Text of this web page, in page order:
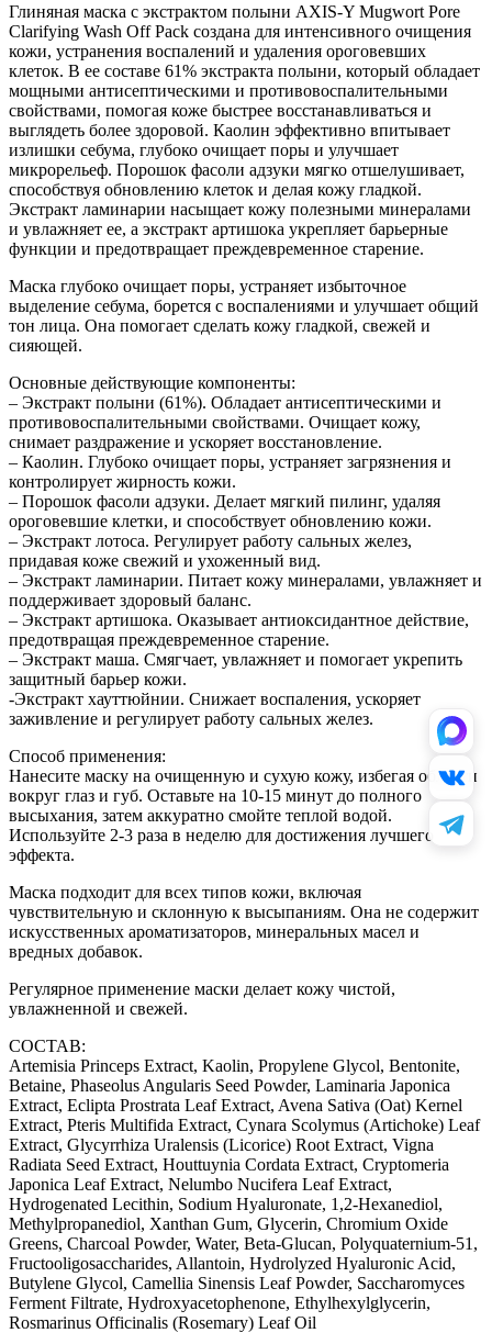
Глиняная маска с экстрактом полыни AXIS-Y Mugwort Pore
Clarifying Wash Off Pack создана для интенсивного очищения
кожи, устранения воспалений и удаления ороговевших
клеток. В ее составе 61% экстракта полыни, который обладает
мощными антисептическими и противовоспалительными
свойствами, помогая коже быстрее восстанавливаться и
выглядеть более здоровой. Каолин эффективно впитывает
излишки себума, глубоко очищает поры и улучшает
микрорельеф. Порошок фасоли адзуки мягко отшелушивает,
способствуя обновлению клеток и делая кожу гладкой.
Экстракт ламинарии насыщает кожу полезными минералами
и увлажняет ее, а экстракт артишока укрепляет барьерные
функции и предотвращает преждевременное старение.
Маска глубоко очищает поры, устраняет избыточное
выделение себума, борется с воспалениями и улучшает общий
тон лица. Она помогает сделать кожу гладкой, свежей и
сияющей.
Основные действующие компоненты:
– Экстракт полыни (61%). Обладает антисептическими и
противовоспалительными свойствами. Очищает кожу,
снимает раздражение и ускоряет восстановление.
– Каолин. Глубоко очищает поры, устраняет загрязнения и
контролирует жирность кожи.
– Порошок фасоли адзуки. Делает мягкий пилинг, удаляя
ороговевшие клетки, и способствует обновлению кожи.
– Экстракт лотоса. Регулирует работу сальных желез,
придавая коже свежий и ухоженный вид.
– Экстракт ламинарии. Питает кожу минералами, увлажняет и
поддерживает здоровый баланс.
– Экстракт артишока. Оказывает антиоксидантное действие,
предотвращая преждевременное старение.
– Экстракт маша. Смягчает, увлажняет и помогает укрепить
защитный барьер кожи.
-Экстракт хауттюйнии. Снижает воспаления, ускоряет
заживление и регулирует работу сальных желез.
Способ применения:
Нанесите маску на очищенную и сухую кожу, избегая области
вокруг глаз и губ. Оставьте на 10-15 минут до полного
высыхания, затем аккуратно смойте теплой водой.
Используйте 2-3 раза в неделю для достижения лучшего
эффекта.
Маска подходит для всех типов кожи, включая
чувствительную и склонную к высыпаниям. Она не содержит
искусственных ароматизаторов, минеральных масел и
вредных добавок.
Регулярное применение маски делает кожу чистой,
увлажненной и свежей.
СОСТАВ:
Artemisia Princeps Extract, Kaolin, Propylene Glycol, Bentonite,
Betaine, Phaseolus Angularis Seed Powder, Laminaria Japonica
Extract, Eclipta Prostrata Leaf Extract, Avena Sativa (Oat) Kernel
Extract, Pteris Multifida Extract, Cynara Scolymus (Artichoke) Leaf
Extract, Glycyrrhiza Uralensis (Licorice) Root Extract, Vigna
Radiata Seed Extract, Houttuynia Cordata Extract, Cryptomeria
Japonica Leaf Extract, Nelumbo Nucifera Leaf Extract,
Hydrogenated Lecithin, Sodium Hyaluronate, 1,2-Hexanediol,
Methylpropanediol, Xanthan Gum, Glycerin, Chromium Oxide
Greens, Charcoal Powder, Water, Beta-Glucan, Polyquaternium-51,
Fructooligosaccharides, Allantoin, Hydrolyzed Hyaluronic Acid,
Butylene Glycol, Camellia Sinensis Leaf Powder, Saccharomyces
Ferment Filtrate, Hydroxyacetophenone, Ethylhexylglycerin,
Rosmarinus Officinalis (Rosemary) Leaf Oil